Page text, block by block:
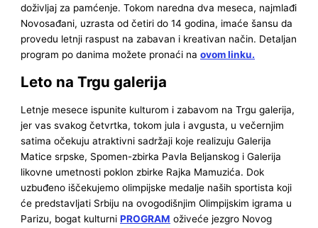
doživljaj za pamćenje. Tokom naredna dva meseca, najmlađi
Novosađani, uzrasta od četiri do 14 godina, imaće šansu da
provedu letnji raspust na zabavan i kreativan način. Detaljan
program po danima možete pronaći naovom linku.
Leto na Trgu galerija
Letnje mesece ispunite kulturom i zabavom na Trgu galerija,
jer vas svakog četvrtka, tokom jula i avgusta, u večernjim
satima očekuju atraktivni sadržaji koje realizuju Galerija
Matice srpske, Spomen-zbirka Pavla Beljanskog i Galerija
likovne umetnosti poklon zbirke Rajka Mamuzića. Dok
uzbuđeno iščekujemo olimpijske medalje naših sportista koji
će predstavljati Srbiju na ovogodišnjim Olimpijskim igrama u
Parizu, bogat kulturniPROGRAM oživeće jezgro Novog